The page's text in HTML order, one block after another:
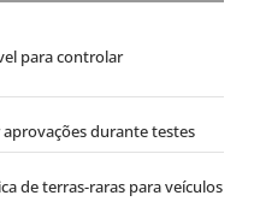
para controlar
durante testes
de terras-raras para veículos